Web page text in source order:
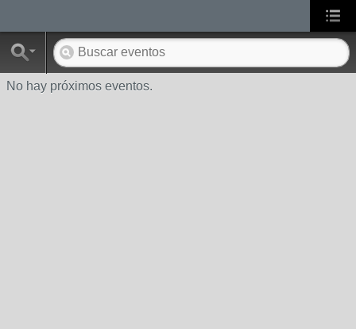
No hay próximos eventos.